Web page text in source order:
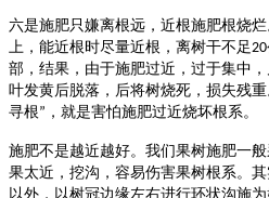
六是施肥只嫌离根远，近根施肥根烧烂
上，能近根时尽量近根，离树干不足20
部，结果，由于施肥过近，过于集中
叶发黄后脱落，后将树烧死，损失残
寻根” ，就是害怕施肥过近烧坏根系。
施肥不是越近越好。我们果树施肥一
果太近，挖沟，容易伤害果树根系。
以外，以树冠边缘左右进行环状沟施为